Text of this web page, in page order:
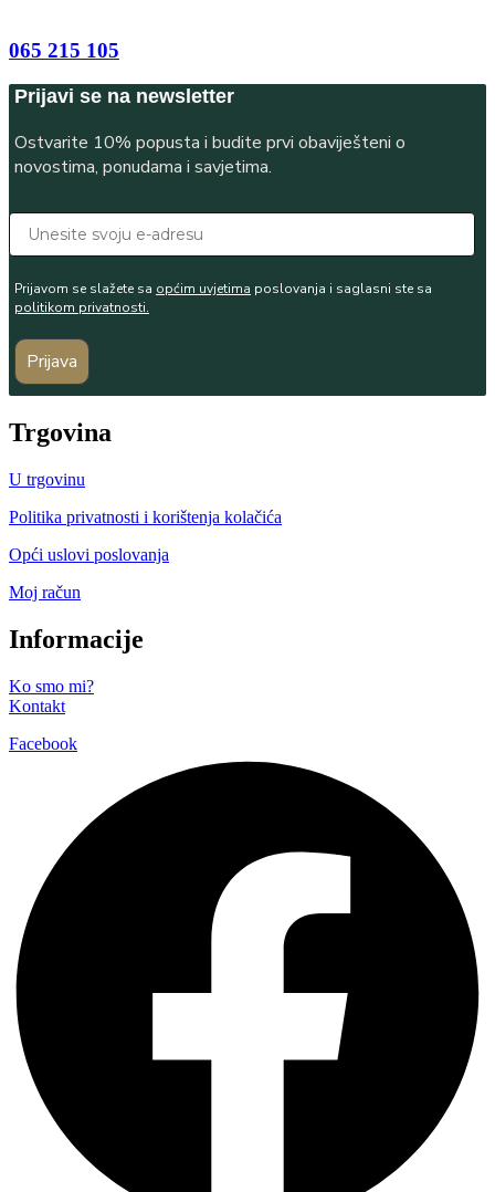
065 215 105
Prijavi se na newsletter
Ostvarite 10% popusta i budite prvi obaviješteni o
novostima, ponudama i savjetima.
Prijavom se slažete sa općim uvjetima poslovanja i saglasni ste sa
politikom privatnosti.
Prijava
Trgovina
U trgovinu
Politika privatnosti i korištenja kolačića
Opći uslovi poslovanja
Moj račun
Informacije
Ko smo mi?
Kontakt
Facebook